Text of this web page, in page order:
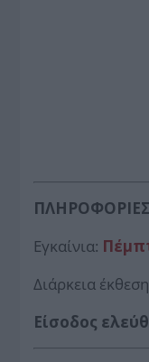
Εγκαίνια:
Διάρκεια
Είσοδος